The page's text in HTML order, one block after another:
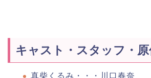
キャスト・スタッフ・
真柴くるみ・・・川口春奈